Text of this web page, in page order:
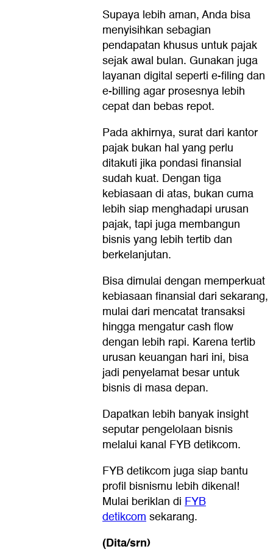
Supaya lebih aman, Anda bisa
menyisihkan sebagian
pendapatan khusus untuk pajak
sejak awal bulan. Gunakan juga
layanan digital seperti e-filing dan
e-billing agar prosesnya lebih
cepat dan bebas repot.
Pada akhirnya, surat dari kantor
pajak bukan hal yang perlu
ditakuti jika pondasi finansial
sudah kuat. Dengan tiga
kebiasaan di atas, bukan cuma
lebih siap menghadapi urusan
pajak, tapi juga membangun
bisnis yang lebih tertib dan
berkelanjutan.
Bisa dimulai dengan memperkuat
kebiasaan finansial dari sekarang,
mulai dari mencatat transaksi
hingga mengatur cash flow
dengan lebih rapi. Karena tertib
urusan keuangan hari ini, bisa
jadi penyelamat besar untuk
bisnis di masa depan.
Dapatkan lebih banyak insight
seputar pengelolaan bisnis
melalui kanal FYB detikcom.
FYB detikcom juga siap bantu
profil bisnismu lebih dikenal!
Mulai beriklan di FYB
detikcomsekarang.
(Dita/srn)